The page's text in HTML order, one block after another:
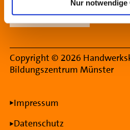
Nur notwendige
Vertrag widerrufen
Copyright © 2026
Bildungszentrum Münster
Rechtliche Informationen
Impressum
Datenschutz